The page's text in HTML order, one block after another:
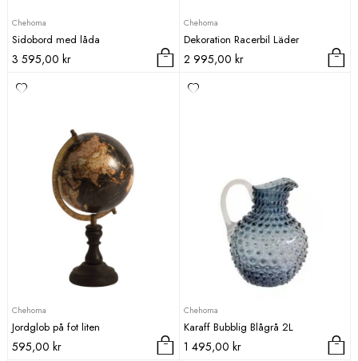
Chehoma
Sidobord med låda
3 595,00 kr
Chehoma
Dekoration Racerbil Läder
2 995,00 kr
Chehoma
Jordglob på fot liten
595,00 kr
Chehoma
Karaff Bubblig Blågrå 2L
1 495,00 kr